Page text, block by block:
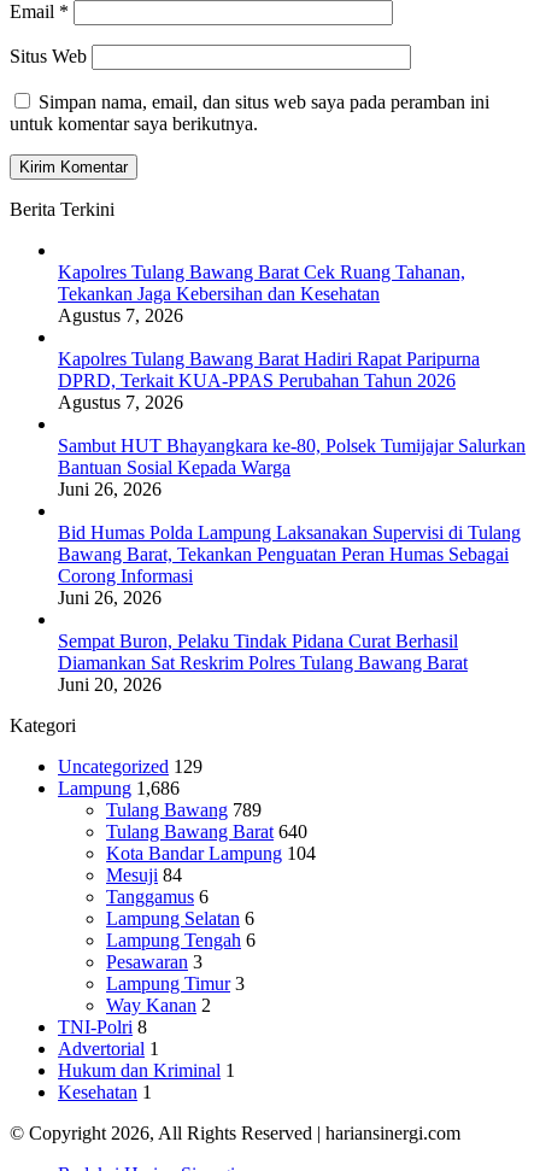
Email *
Situs Web
Simpan nama, email, dan situs web saya pada peramban ini
untuk komentar saya berikutnya.
Berita Terkini
Kapolres Tulang Bawang Barat Cek Ruang Tahanan,
Tekankan Jaga Kebersihan dan Kesehatan
Agustus 7, 2026
Kapolres Tulang Bawang Barat Hadiri Rapat Paripurna
DPRD, Terkait KUA-PPAS Perubahan Tahun 2026
Agustus 7, 2026
Sambut HUT Bhayangkara ke-80, Polsek Tumijajar Salurkan
Bantuan Sosial Kepada Warga
Juni 26, 2026
Bid Humas Polda Lampung Laksanakan Supervisi di Tulang
Bawang Barat, Tekankan Penguatan Peran Humas Sebagai
Corong Informasi
Juni 26, 2026
Sempat Buron, Pelaku Tindak Pidana Curat Berhasil
Diamankan Sat Reskrim Polres Tulang Bawang Barat
Juni 20, 2026
Kategori
Uncategorized 129
Lampung 1,686
Tulang Bawang 789
Tulang Bawang Barat 640
Kota Bandar Lampung 104
Mesuji 84
Tanggamus 6
Lampung Selatan 6
Lampung Tengah 6
Pesawaran 3
Lampung Timur 3
Way Kanan 2
TNI-Polri 8
Advertorial 1
Hukum dan Kriminal 1
Kesehatan 1
© Copyright 2026, All Rights Reserved | hariansinergi.com